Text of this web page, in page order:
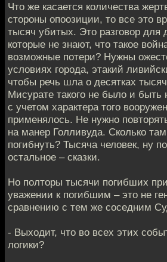
Что же касается количества
стороны опоозиции, то все это
тысяч убитых. Это разговор для
которые не знают, что такое
возможные потери? Нужны
условиях города, этакий
чтобы речь шла о десятках
Мисурате такого не было и быть
с учетом характера того
применялось. Не нужно
на манер Голливуда. Сколько
погибнуть? Тысяча человек, ну
остальное – сказки.
Но полторы тысячи погибших
уважении к погибшим – это не
сравнению с тем же соседним
- Выходит, что во всех этих
логики?